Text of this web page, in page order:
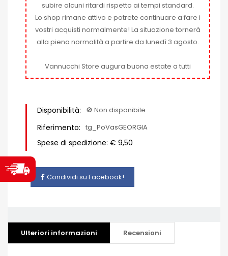
subire alcuni ritardi rispetto ai tempi standard.
Lo shop rimane attivo e potrete continuare a fare i
vostri acquisti normalmente! La situazione tornerà
alla piena normalità a partire da lunedì 3 agosto.
Vannucchi Store augura buona estate a tutti
Disponibilità: 🚫​ Non disponibile
Riferimento: tg_PoVasGEORGIA
Spese di spedizione: € 9,50
Condividi su Facebook!
Ulteriori informazioni Recensioni